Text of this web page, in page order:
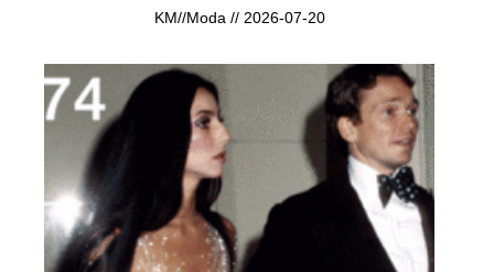
KM//Moda // 2026-07-20